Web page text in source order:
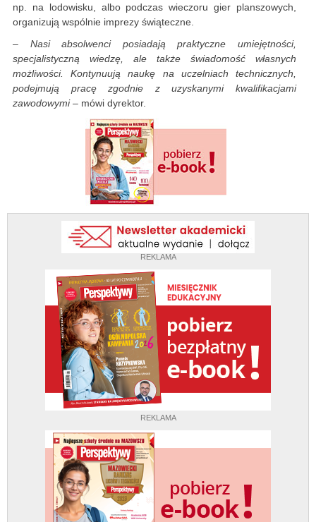
REKLAMA
REKLAMA
np. na lodowisku, albo podczas wieczoru gier planszowych,
organizują wspólnie imprezy świąteczne.
– Nasi absolwenci posiadają praktyczne umiejętności,
specjalistyczną wiedzę, ale także świadomość własnych
możliwości. Kontynuują naukę na uczelniach technicznych,
podejmują pracę zgodnie z uzyskanymi kwalifikacjami
zawodowymi– mówi dyrektor.